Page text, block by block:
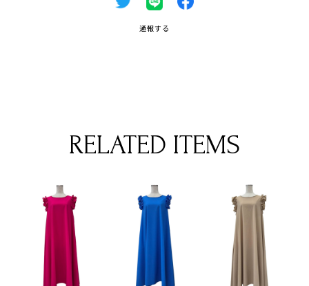
通報する
RELATED ITEMS